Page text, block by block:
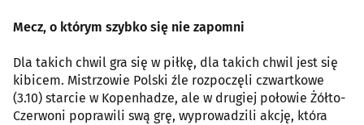
Mecz, o którym szybko się nie zapomni
Dla takich chwil gra się w piłkę, dla takich chwil jest się
kibicem. Mistrzowie Polski źle rozpoczęli czwartkowe
(3.10) starcie w Kopenhadze, ale w drugiej połowie Żółto-
Czerwoni poprawili swą grę, wyprowadzili akcję, która